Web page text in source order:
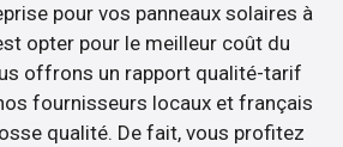
pour vos panneaux solaires à
opter pour le meilleur coût du
offrons un rapport qualité-tarif
fournisseurs locaux et français
qualité. De fait, vous profitez